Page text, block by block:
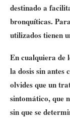
destinado a
bronquíticas.
utilizados tienen
En cualquiera de
la dosis sin antes
olvides que un
sintomático, que
sin que se